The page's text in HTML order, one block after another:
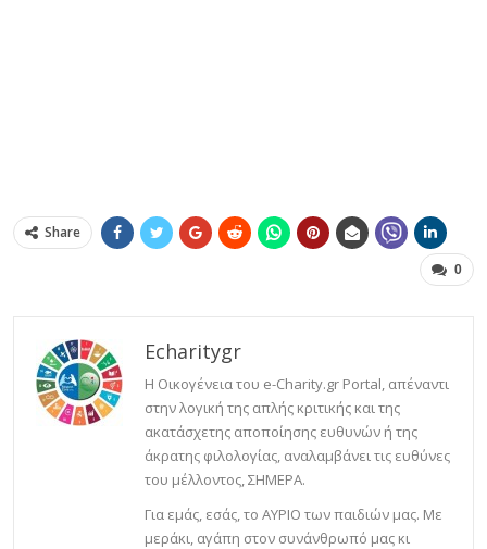
Share
0
Echaritygr
Η Οικογένεια του e-Charity.gr Portal, απέναντι
στην λογική της απλής κριτικής και της
ακατάσχετης αποποίησης ευθυνών ή της
άκρατης φιλολογίας, αναλαμβάνει τις ευθύνες
του μέλλοντος, ΣΗΜΕΡΑ.
Για εμάς, εσάς, το ΑΥΡΙΟ των παιδιών μας. Με
μεράκι, αγάπη στον συνάνθρωπό μας κι